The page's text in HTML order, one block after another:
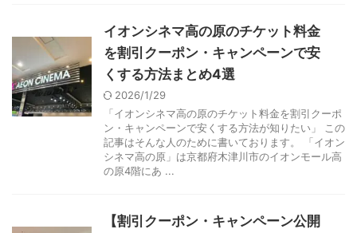
イオンシネマ高の原のチケット料金
を割引クーポン・キャンペーンで安
くする方法まとめ4選
2026/1/29
「イオンシネマ高の原のチケット料金を割引クーポ
ン・キャンペーンで安くする方法が知りたい」 この
記事はそんな人のために書いております。 「イオン
シネマ高の原」は京都府木津川市のイオンモール高
の原4階にあ ...
【割引クーポン・キャンペーン公開